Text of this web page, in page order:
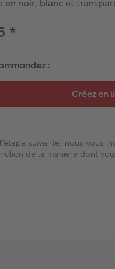
en noir, blanc et
*
:
suivante, nous vous
de la manière dont